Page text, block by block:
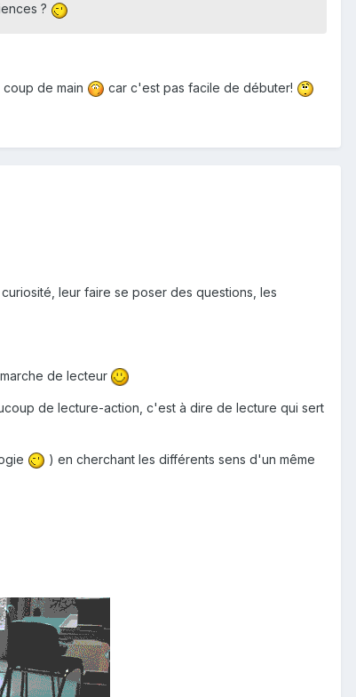
?
de main car c'est pas facile de débuter!
leur faire se poser des questions, les
de lecteur
de lecture-action, c'est à dire de lecture qui sert
) en cherchant les différents sens d'un même